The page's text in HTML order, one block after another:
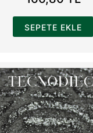
SEPETE EKLE